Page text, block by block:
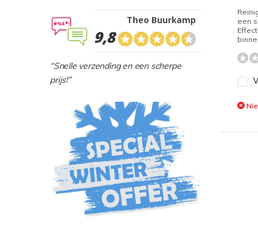
een
9,8
Theo Buurkamp
“Snelle verzending en een scherpe
prijs!”